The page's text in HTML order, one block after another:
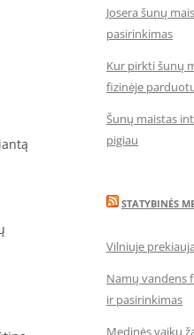
Josera šunų
pasirinkimas
Kur pirkti šunų
fizinėje
Šunų maistas
pigiau
STATYBINĖS
Vilniuje
Namų vandens
ir pasirinkimas
Medinės vaikų